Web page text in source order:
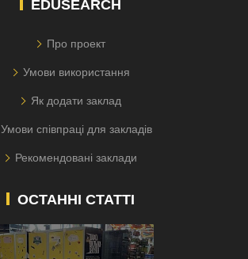
EDUSEARCH
Про проект
Умови використання
Як додати заклад
Умови співпраці для закладів
Рекомендовані заклади
ОСТАННІ СТАТТІ